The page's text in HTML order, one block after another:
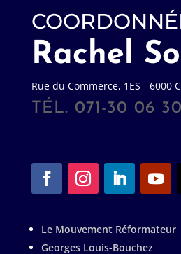
Rachel
Rue du Commerce, 1ES - 6000
TÉL. 071-30 06 30
Le Mouvement Réformateur
Georges Louis-Bouchez